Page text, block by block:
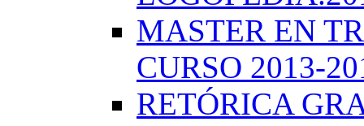
MASTER EN
CURSO 2013-
RETÓRICA